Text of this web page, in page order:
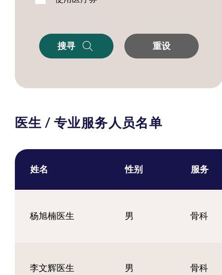
搜寻 重设
医生 / 专业服务人员名单
姓名 性别 服务
杨旭楠医生 男 骨科
李文辉医生 男 骨科